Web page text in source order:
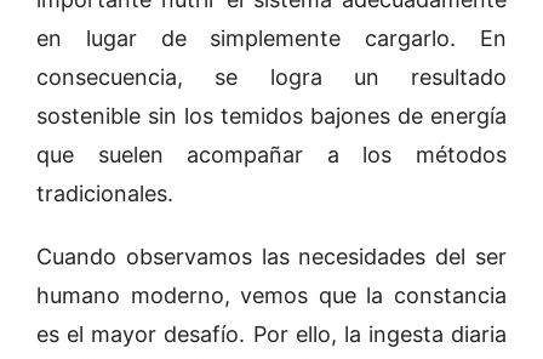
en lugar de simplemente cargarlo. En
consecuencia, se logra un resultado
sostenible sin los temidos bajones de energía
que suelen acompañar a los métodos
tradicionales.
Cuando observamos las necesidades del ser
humano moderno, vemos que la constancia
es el mayor desafío. Por ello, la ingesta diaria